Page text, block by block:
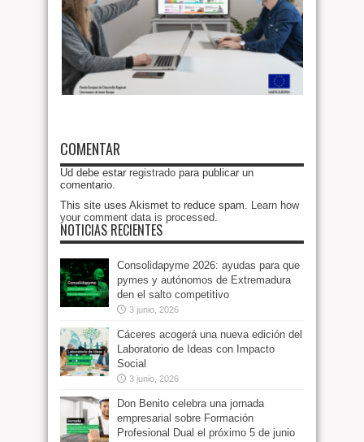
COMENTAR
Ud debe estar registrado para publicar un
comentario.
This site uses Akismet to reduce spam. Learn how
your comment data is processed.
NOTICIAS RECIENTES
Consolidapyme 2026: ayudas para que
pymes y autónomos de Extremadura
den el salto competitivo
3 junio, 2026
Cáceres acogerá una nueva edición del
Laboratorio de Ideas con Impacto
Social
3 junio, 2026
Don Benito celebra una jornada
empresarial sobre Formación
Profesional Dual el próximo 5 de junio